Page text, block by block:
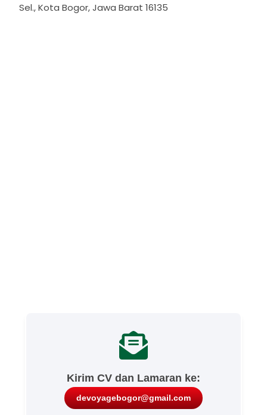
Sel., Kota Bogor, Jawa Barat 16135
Kirim CV dan Lamaran ke:
devoyagebogor@gmail.com